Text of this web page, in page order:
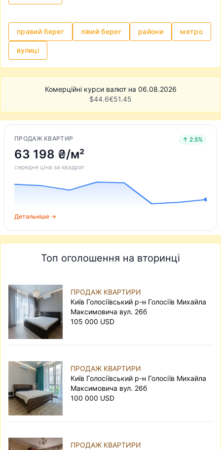
зазначимо, що це може бути доволі клопітким
та нервовим процесом.
правий берег лівий берег райони метро
вулиці
Комерційні курси валют на 06.08.2026
$44.6€51.45
ПРОДАЖ КВАРТИР ↑ 2.5%
63 198 ₴/м²
середня ціна за квадрат
Детальніше →
Топ оголошення на вторинці
ПРОДАЖ КВАРТИРИ
Київ Голосіївський р-н Голосіїв Михайла
Максимовича вул. 26б
105 000 USD
ПРОДАЖ КВАРТИРИ
Київ Голосіївський р-н Голосіїв Михайла
Максимовича вул. 26б
100 000 USD
ПРОДАЖ КВАРТИРИ